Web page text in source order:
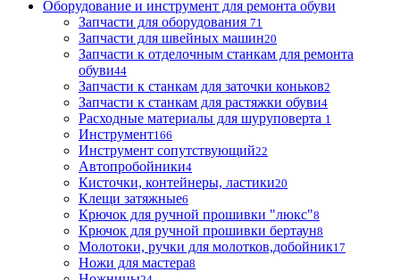
Оборудование и инструмент для ремонта обуви
Запчасти для оборудования 71
Запчасти для швейных машин20
Запчасти к отделочным станкам для ремонта
обуви44
Запчасти к станкам для заточки коньков2
Запчасти к станкам для растяжки обуви4
Расходные материалы для шуруповерта 1
Инструмент166
Инструмент сопутствующий22
Автопробойники4
Кисточки, контейнеры, ластики20
Клещи затяжные6
Крючок для ручной прошивки "люкс"8
Крючок для ручной прошивки бертаун8
Молотоки, ручки для молотков,добойник17
Ножи для мастера8